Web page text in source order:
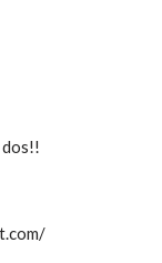
dos!!